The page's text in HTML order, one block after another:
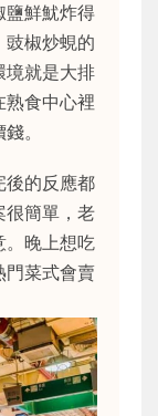
鹽鮮魷炸得
豉椒炒蜆的
境就是大排
熟食中心裡
。
後的反應都
很簡單，老
。晚上想吃
門菜式會賣